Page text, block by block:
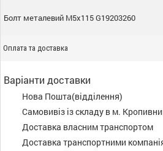
Болт металевий М5х115 G19203260
Оплата та доставка
Варіанти доставки
Нова Пошта(відділення)
Самовивіз із складу в м.
Доставка власним транспортом
Доставка транспортними